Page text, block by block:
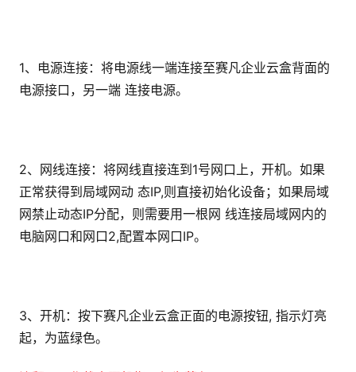
1、电源连接：将电源线一端连接至赛凡企业云盒背面的
电源接口，另一端 连接电源。
2、网线连接：将网线直接连到1号网口上，开机。如果
正常获得到局域网动 态IP,则直接初始化设备；如果局域
网禁止动态IP分配，则需要用一根网 线连接局域网内的
电脑网口和网口2,配置本网口IP。
3、开机：按下赛凡企业云盒正面的电源按钮, 指示灯亮
起，为蓝绿色。